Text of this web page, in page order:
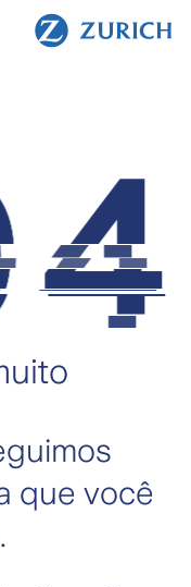
que você